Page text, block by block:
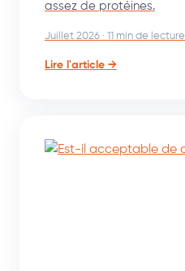
assez de protéines.
Juillet 2026 · 11 min de lecture
Lire l'article →